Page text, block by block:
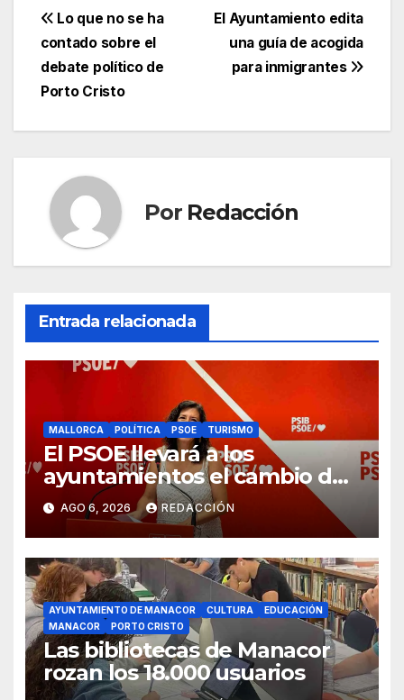
c
e
b
o
o
itt
er
ail
p
e
gr
m
p
ar
Navegación
de
entradas
El Ayuntamiento edita
una guía de acogida
para inmigrantes
Lo que no se ha
contado sobre el
debate político de
Porto Cristo
Por Redacción
Entrada relacionada
MALLORCA POLÍTICA PSOE TURISMO
El PSOE llevará a los
ayuntamientos el cambio de
modelo turístico y de vivienda
AGO 6, 2026 REDACCIÓN
AYUNTAMIENTO DE MANACOR CULTURA
EDUCACIÓN
MANACOR
PORTO CRISTO
Las bibliotecas de Manacor
rozan los 18.000 usuarios